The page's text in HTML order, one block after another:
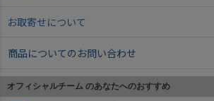
お取寄せについて
商品についてのお問い合わせ
オフィシャルチーム のあなたへのおすすめ